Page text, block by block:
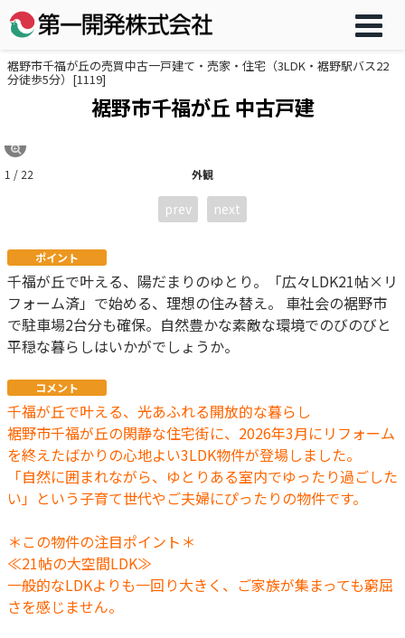
裾野市千福が丘の売買中古一戸建て・売家・住宅（3LDK・裾野駅バス22
分徒歩5分）[1119]
裾野市千福が丘 中古戸建
外観
1 / 22
prev next
ポイント
千福が丘で叶える、陽だまりのゆとり。「広々LDK21帖×リ
フォーム済」で始める、理想の住み替え。 車社会の裾野市
で駐車場2台分も確保。自然豊かな素敵な環境でのびのびと
平穏な暮らしはいかがでしょうか。
コメント
千福が丘で叶える、光あふれる開放的な暮らし
裾野市千福が丘の閑静な住宅街に、2026年3月にリフォーム
を終えたばかりの心地よい3LDK物件が登場しました。
「自然に囲まれながら、ゆとりある室内でゆったり過ごした
い」という子育て世代やご夫婦にぴったりの物件です。
＊この物件の注目ポイント＊
≪21帖の大空間LDK≫
一般的なLDKよりも一回り大きく、ご家族が集まっても窮屈
さを感じません。